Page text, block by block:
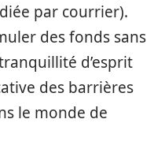
par courrier).
des fonds sans
d’esprit
des barrières
le monde de